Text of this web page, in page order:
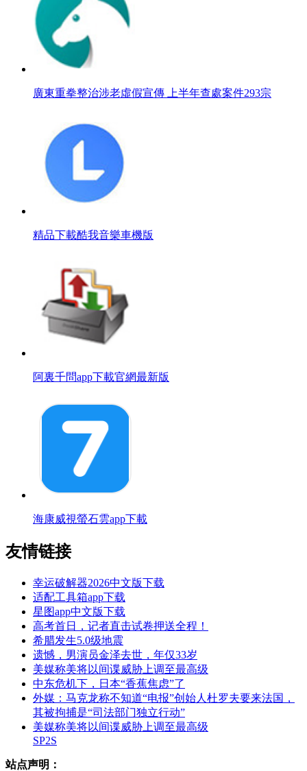
廣東重拳整治涉老虛假宣傳 上半年查處案件293宗
精品下載酷我音樂車機版
阿裏千問app下載官網最新版
海康威視螢石雲app下載
友情链接
幸运破解器2026中文版下载
适配工具箱app下载
星图app中文版下载
高考首日，记者直击试卷押送全程！
希腊发生5.0级地震
遗憾，男演员金泽去世，年仅33岁
美媒称美将以间谍威胁上调至最高级
中东危机下，日本“香蕉焦虑”了
外媒：马克龙称不知道“电报”创始人杜罗夫要来法国，
其被拘捕是“司法部门独立行动”
美媒称美将以间谍威胁上调至最高级
SP2S
站点声明：